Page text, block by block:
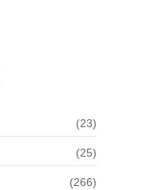
(23)
(25)
(266)